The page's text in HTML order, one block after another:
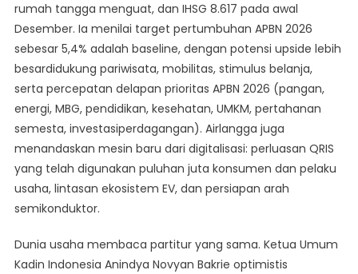
rumah tangga menguat, dan IHSG 8.617 pada awal
Desember. Ia menilai target pertumbuhan APBN 2026
sebesar 5,4% adalah baseline, dengan potensi upside lebih
besardidukung pariwisata, mobilitas, stimulus belanja,
serta percepatan delapan prioritas APBN 2026 (pangan,
energi, MBG, pendidikan, kesehatan, UMKM, pertahanan
semesta, investasiperdagangan). Airlangga juga
menandaskan mesin baru dari digitalisasi: perluasan QRIS
yang telah digunakan puluhan juta konsumen dan pelaku
usaha, lintasan ekosistem EV, dan persiapan arah
semikonduktor.
Dunia usaha membaca partitur yang sama. Ketua Umum
Kadin Indonesia Anindya Novyan Bakrie optimistis